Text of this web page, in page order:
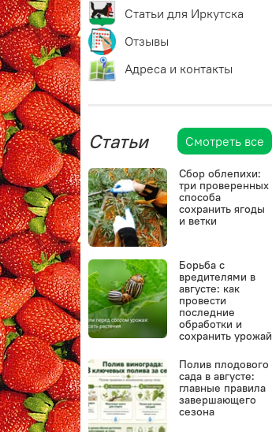
Статьи для Иркутска
Отзывы
Адреса и контакты
Статьи Смотреть все
Сбор облепихи:
три проверенных
способа
сохранить ягоды
и ветки
Борьба с
вредителями в
августе: как
провести
последние
обработки и
сохранить урожай
Полив плодового
сада в августе:
главные правила
завершающего
сезона